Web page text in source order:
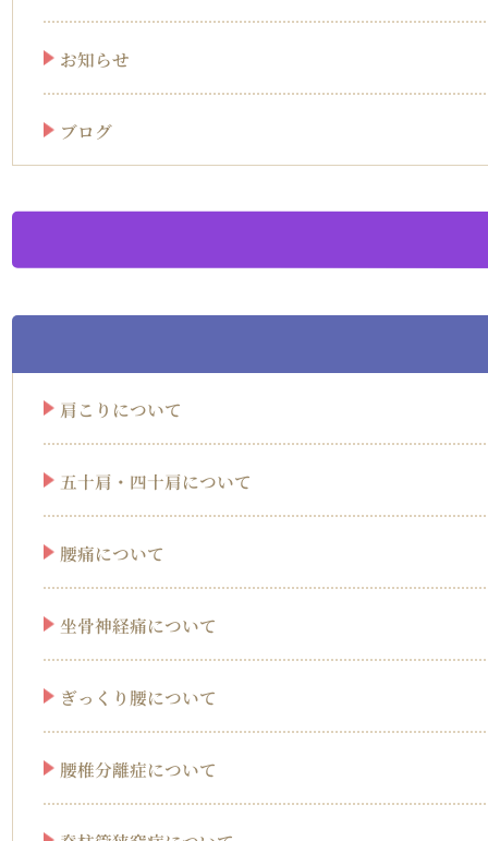
お知らせ
ブログ
肩こりについて
五十肩・四十肩について
腰痛について
坐骨神経痛について
ぎっくり腰について
腰椎分離症について